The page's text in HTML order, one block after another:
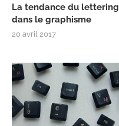
La tendance du lettering
dans le graphisme
20 avril 2017